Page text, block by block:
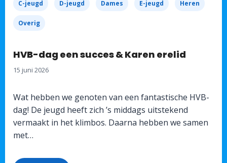
C-jeugd D-jeugd Dames E-jeugd Heren
Overig
HVB-dag een succes & Karen erelid
15 juni 2026
Wat hebben we genoten van een fantastische HVB-
dag! De jeugd heeft zich ’s middags uitstekend
vermaakt in het klimbos. Daarna hebben we samen
met…